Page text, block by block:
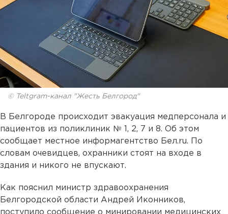
© Teltgram-канал "Жесть Белгород"
В Белгороде происходит эвакуация медперсонала и
пациентов из поликлиник № 1, 2, 7 и 8. Об этом
сообщает местное информагентство Бел.ru. По
словам очевидцев, охранники стоят на входе в
здания и никого не впускают.
Как пояснил министр здравоохранения
Белгородской области Андрей Иконников,
поступило сообщение о минировании медицинских